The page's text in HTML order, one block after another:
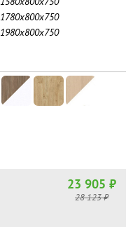
1780х800х750
1980х800х750
23 905 ₽
28 123 ₽